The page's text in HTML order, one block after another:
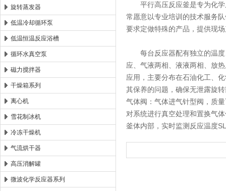
旋转蒸发器
低温冷却循环泵
低温恒温反应浴槽
循环水真空泵
磁力搅拌器
干燥箱系列
离心机
雪花制冰机
冷冻干燥机
气流烘干器
高压消解罐
微波化学反应器系列
平行高压反应釜是专为化学
常愿意以专业培训的技术服务
要求定做特殊的产品，提供现
每台反应器配有独立的温度
应、气液两相、液液两相、放
应用，主要分布在石油化工、
其保养的问题，确保无泄露旋
气体阀：气体进气针型阀，质
对系统进行真空处理和置换气
釜体内部，实时监测反应温度